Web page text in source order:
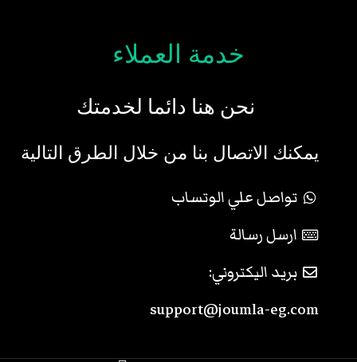
خدمة العملاء
نحن هنا دائما لخدمتك
يمكنك الاتصال بنا من خلال الطرق التالية
تواصل علي الوتساب
ارسل رسالة
بريد اليكتروني:
support@joumla-eg.com